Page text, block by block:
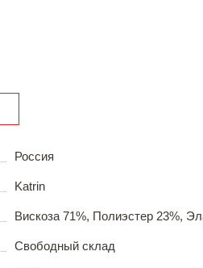
Россия
Katrin
Вискоза 71%, Полиэстер 23%,
Свободный склад